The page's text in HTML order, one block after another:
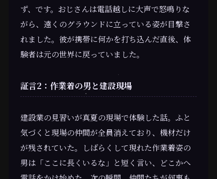
ず、です。おじさんは電話越しに大声で怒鳴りな
がら、遠くのグラウンドに立っている姿が目撃さ
れました。彼が携帯に何かを打ち込んだ直後、体
験者は元の世界に戻っていました。
証言2：作業着の男と建設現場
建設業の見習いが真夏の現場で体験した話。ふと
気づくと現場の仲間が全員消えており、機材だけ
が残されていた。しばらくして現れた作業着姿の
男は「ここに長くいるな」と短く言い、どこかへ